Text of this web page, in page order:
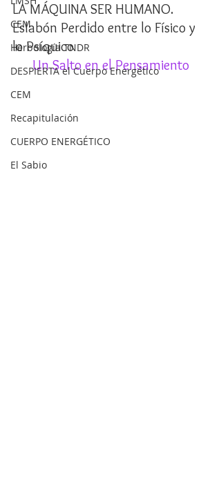
CEM
Herbología TNDR
DESPIERTA el Cuerpo Energético
CEM
Recapitulación
CUERPO ENERGÉTICO
El Sabio
LA MÁQUINA SER HUMANO.
Eslabón Perdido entre lo Físico y
lo Psíquico
Un Salto en el Pensamiento